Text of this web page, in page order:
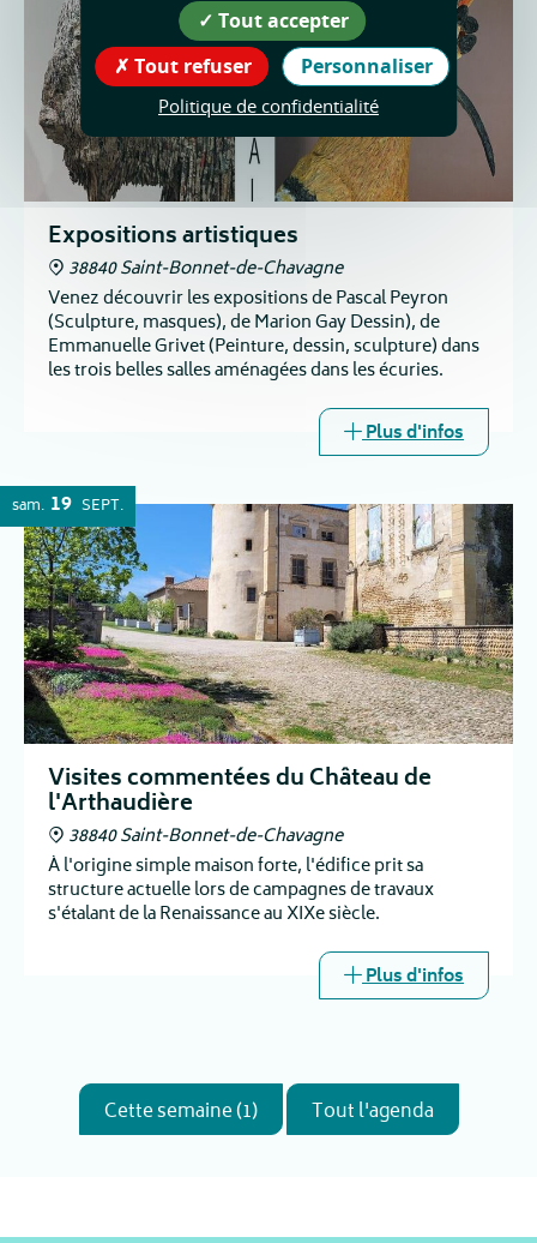
Expositions artistiques
38840 Saint-Bonnet-de-Chavagne
Venez découvrir les expositions de Pascal Peyron
(Sculpture, masques), de Marion Gay Dessin), de
Emmanuelle Grivet (Peinture, dessin, sculpture) dans
les trois belles salles aménagées dans les écuries.
Plus d'infos
sam. 19 SEPT.
Visites commentées du Château de
l'Arthaudière
38840 Saint-Bonnet-de-Chavagne
À l'origine simple maison forte, l'édifice prit sa
structure actuelle lors de campagnes de travaux
s'étalant de la Renaissance au XIXe siècle.
Plus d'infos
Cette semaine (1) Tout l'agenda
Tout accepter
Tout refuser
Personnaliser
Politique de confidentialité